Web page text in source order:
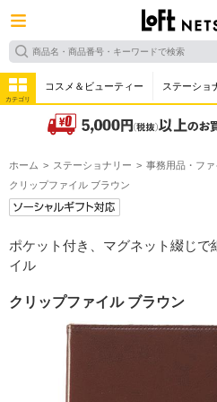
カテゴリ
コスメ＆ビューティー ステーショ
ホーム ステーショナリー 事務用品・ファ
クリップファイル ブラウン
ポケット付き、マグネット綴じ
イル
クリップファイル ブラウン